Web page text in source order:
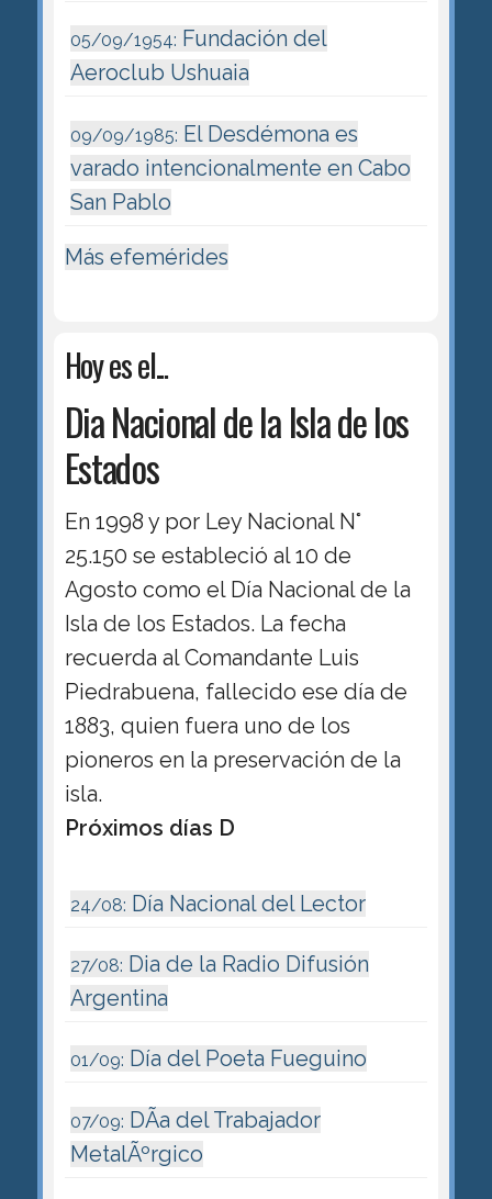
05/09/1954: Fundación del
Aeroclub Ushuaia
09/09/1985: El Desdémona es
varado intencionalmente en Cabo
San Pablo
Más efemérides
Hoy es el...
Dia Nacional de la Isla de los
Estados
En 1998 y por Ley Nacional N°
25.150 se estableció al 10 de
Agosto como el Día Nacional de la
Isla de los Estados. La fecha
recuerda al Comandante Luis
Piedrabuena, fallecido ese día de
1883, quien fuera uno de los
pioneros en la preservación de la
isla.
Próximos días D
24/08: Día Nacional del Lector
27/08: Dia de la Radio Difusión
Argentina
01/09: Día del Poeta Fueguino
07/09: DÃ­a del Trabajador
MetalÃºrgico